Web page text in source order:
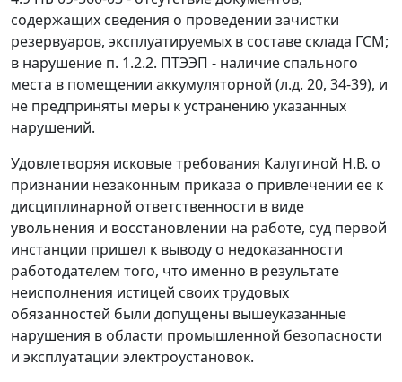
содержащих сведения о проведении зачистки
резервуаров, эксплуатируемых в составе склада ГСМ;
в нарушение п. 1.2.2. ПТЭЭП - наличие спального
места в помещении аккумуляторной (л.д. 20, 34-39), и
не предприняты меры к устранению указанных
нарушений.
Удовлетворяя исковые требования Калугиной Н.В. о
признании незаконным приказа о привлечении ее к
дисциплинарной ответственности в виде
увольнения и восстановлении на работе, суд первой
инстанции пришел к выводу о недоказанности
работодателем того, что именно в результате
неисполнения истицей своих трудовых
обязанностей были допущены вышеуказанные
нарушения в области промышленной безопасности
и эксплуатации электроустановок.